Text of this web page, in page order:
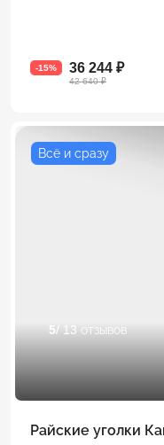
-15% 36 244 ₽
42 640 ₽
Всё и сразу
5/ 13 отзывов